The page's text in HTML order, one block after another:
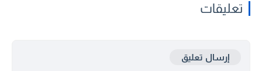
تعليقات
إرسال تعليق